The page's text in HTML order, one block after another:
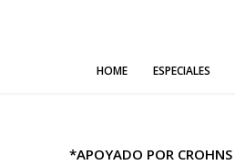
HOME ESPECIALES
*APOYADO POR